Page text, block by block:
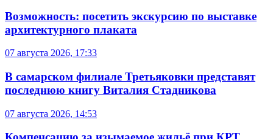
Возможность: посетить экскурсию по выставке
архитектурного плаката
07 августа 2026, 17:33
В самарском филиале Третьяковки представят
последнюю книгу Виталия Стадникова
07 августа 2026, 14:53